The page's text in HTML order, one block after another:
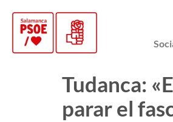
Tudanca:
parar el